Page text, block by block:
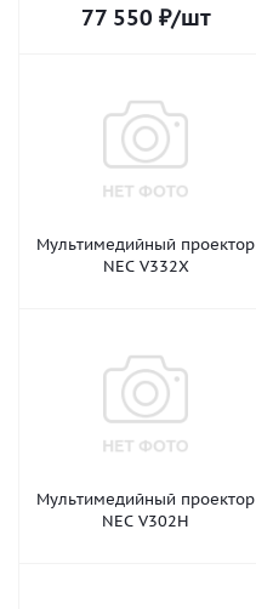
77 550 ₽/шт
Мультимедийный проектор
NEC V332X
Мультимедийный проектор
NEC V302H